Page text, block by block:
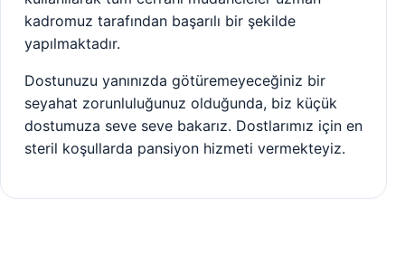
kadromuz tarafından başarılı bir şekilde
yapılmaktadır.
Dostunuzu yanınızda götüremeyeceğiniz bir
seyahat zorunluluğunuz olduğunda, biz küçük
dostumuza seve seve bakarız. Dostlarımız için en
steril koşullarda pansiyon hizmeti vermekteyiz.